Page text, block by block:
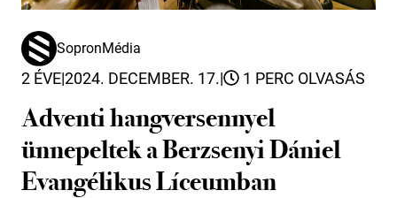
SopronMédia
2 ÉVE|2024. DECEMBER. 17.| 1 PERC OLVASÁS
Adventi hangversennyel
ünnepeltek a Berzsenyi Dániel
Evangélikus Líceumban